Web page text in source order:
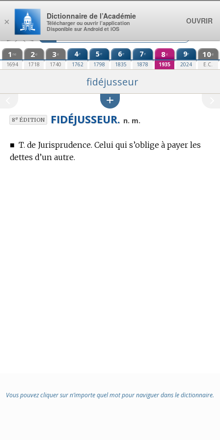
Aller au contenu
1 re
1694
2e
1718
3e
1740
4e
1762
5e
1798
6e
1835
7e
1878
8e
1935
9e
2024
10e
E.C.
fidéjusseur
8eÉDITION FIDÉJUSSEUR. n. m.
■ T. de Jurisprudence. Celui qui s’oblige à payer les
dettes d’un autre.
Vous pouvez cliquer sur n’importe quel mot pour naviguer dans le dictionnaire.
×
Dictionnaire de l’Académie
Télécharger ou ouvrir l’application
Disponible sur Android et iOS
OUVRIR